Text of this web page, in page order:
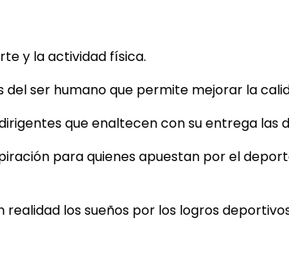
y la actividad física.
ser humano que permite mejorar la
que enaltecen con su entrega las
para quienes apuestan por el
los sueños por los logros